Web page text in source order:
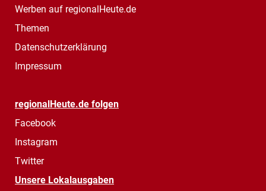
Werben auf regionalHeute.de
Themen
Datenschutzerklärung
Impressum
regionalHeute.de folgen
Facebook
Instagram
Twitter
Unsere Lokalausgaben